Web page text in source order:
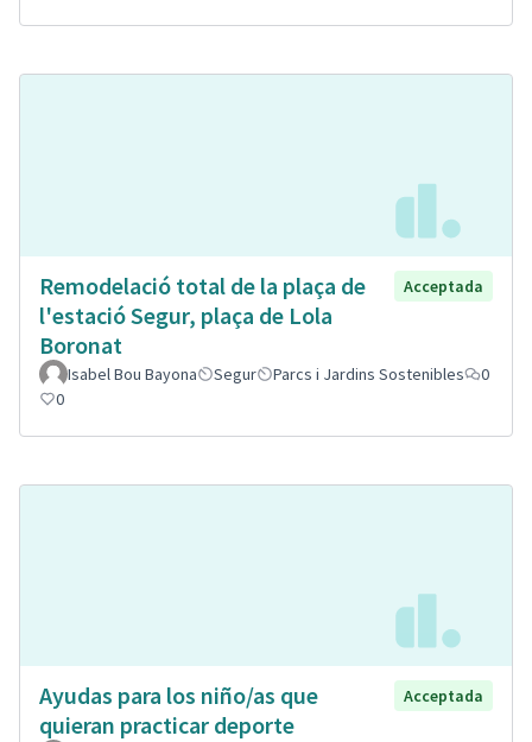
Remodelació total de la plaça de
l'estació Segur, plaça de Lola
Boronat
Acceptada
Isabel Bou Bayona Segur Parcs i Jardins Sostenibles
0
0
Ayudas para los niño/as que
quieran practicar deporte
Acceptada